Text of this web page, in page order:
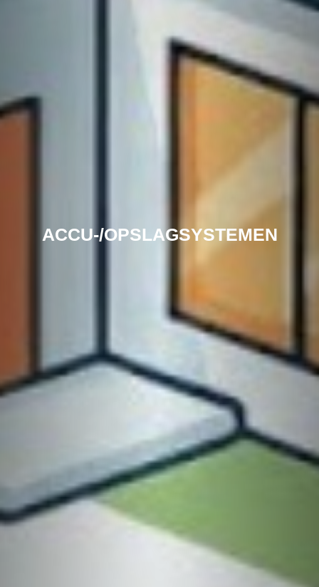
ACCU-/OPSLAGSYSTEMEN